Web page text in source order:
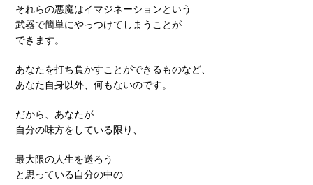
それらの悪魔はイマジネーションという
武器で簡単にやっつけてしまうことが
できます。
あなたを打ち負かすことができるものなど、
あなた自身以外、何もないのです。
だから、あなたが
自分の味方をしている限り、
最大限の人生を送ろう
と思っている自分の中の